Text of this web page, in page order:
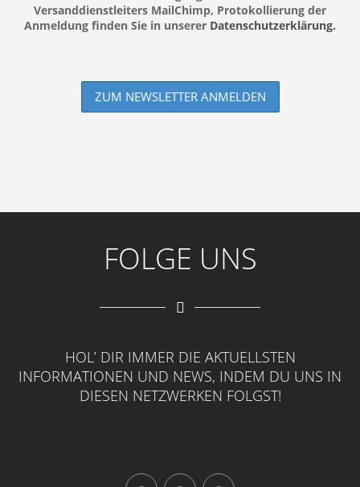
Versanddienstleiters MailChimp, Protokollierung der
Anmeldung finden Sie in unserer Datenschutzerklärung.
FOLGE UNS
HOL’ DIR IMMER DIE AKTUELLSTEN
INFORMATIONEN UND NEWS, INDEM DU UNS IN
DIESEN NETZWERKEN FOLGST!